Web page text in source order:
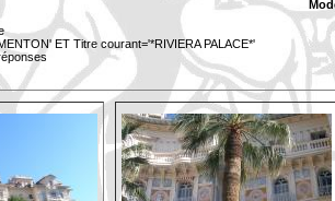
ET Titre courant='*RIVIERA PALACE*'